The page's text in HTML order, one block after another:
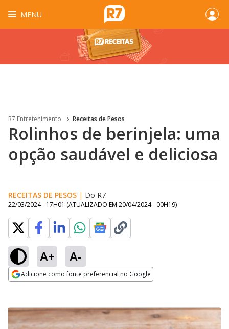
MENU
R7 Entretenimento Receitas de Pesos
Rolinhos de berinjela: uma
opção saudável e deliciosa
RECEITAS DE PESOS | Do R7
22/03/2024 - 17H01 (ATUALIZADO EM 20/04/2024 - 00H19)
A+ A-
Adicione como fonte preferencial no Google